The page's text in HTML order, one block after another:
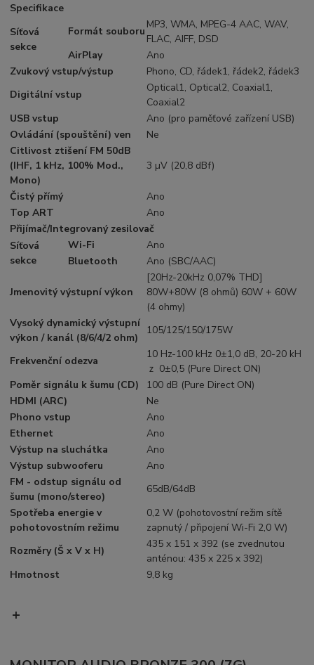
Specifikace
Síťová
sekce
Formát souboru
MP3, WMA, MPEG-4 AAC, WAV,
FLAC, AIFF, DSD
AirPlay
Ano
Zvukový vstup/výstup
Phono, CD, řádek1, řádek2, řádek3
Digitální vstup
Optical1, Optical2, Coaxial1,
Coaxial2
USB vstup
Ano (pro paměťové zařízení USB)
Ovládání (spouštění) ven
Ne
Citlivost ztišení FM 50dB
(IHF, 1 kHz, 100% Mod.,
Mono)
3 µV (20,8 dBf)
Čistý přímý
Ano
Top ART
Ano
Přijímač/Integrovaný zesilovač
Síťová
sekce
Wi-Fi
Ano
Bluetooth
Ano (SBC/AAC)
Jmenovitý výstupní výkon
[20Hz-20kHz 0,07% THD]
80W+80W (8 ohmů) 60W + 60W
(4 ohmy)
Vysoký dynamický výstupní
výkon / kanál (8/6/4/2 ohm)
105/125/150/175W
Frekvenční odezva
10 Hz-100 kHz 0±1,0 dB, 20-20 kH
ｚ 0±0,5 (Pure Direct ON)
Poměr signálu k šumu (CD)
100 dB (Pure Direct ON)
HDMI (ARC)
Ne
Phono vstup
Ano
Ethernet
Ano
Výstup na sluchátka
Ano
Výstup subwooferu
Ano
FM - odstup signálu od
šumu (mono/stereo)
65dB/64dB
Spotřeba energie v
pohotovostním režimu
0,2 W (pohotovostní režim sítě
zapnutý / připojení Wi-Fi 2,0 W)
Rozměry (Š x V x H)
435 x 151 x 392 (se zvednutou
anténou: 435 x 225 x 392)
Hmotnost
9,8 kg
+